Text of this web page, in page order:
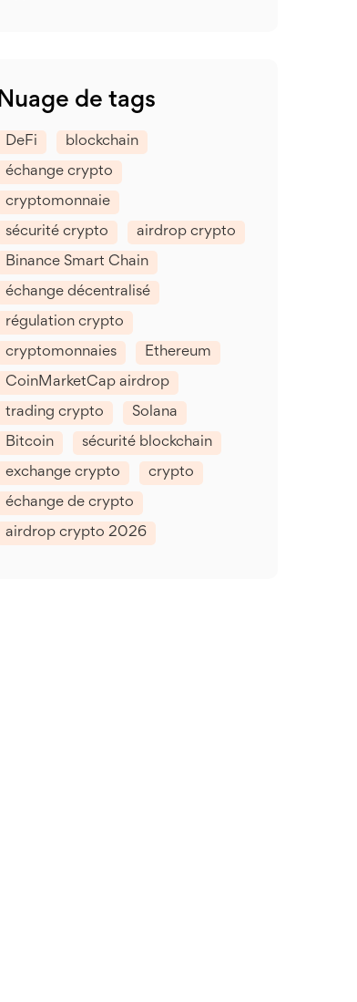
de tags
DeFi blockchain
échange crypto
cryptomonnaie
sécurité crypto airdrop crypto
Binance Smart Chain
échange décentralisé
régulation crypto
cryptomonnaies Ethereum
CoinMarketCap airdrop
trading crypto Solana
Bitcoin sécurité blockchain
exchange crypto crypto
échange de crypto
airdrop crypto 2026